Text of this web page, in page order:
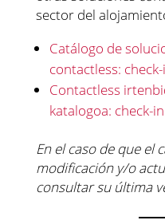
sector del
Catálogo de
contactless:
Contactless
katalogoa: check-
En el caso de que el
modificación y/o
consultar su última